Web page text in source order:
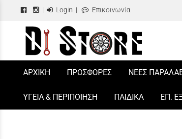
| Login | Επικοινωνία
/
ΑΡΧΙΚΗ ΠΡΟΣΦΟΡΕΣ ΝΕΕΣ
ΥΓΕΙΑ & ΠΕΡΙΠΟΙΗΣΗ ΠΑΙΔΙΚΑ ΕΠ.